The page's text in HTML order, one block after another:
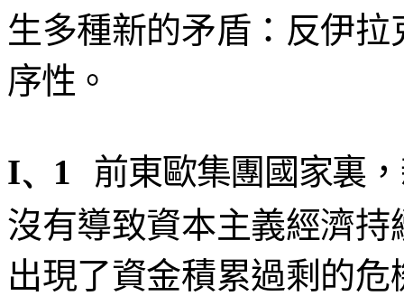
生多種新的矛盾：反伊
序性。
I、1
前東歐集團國家裏
沒有導致資本主義經濟
出現了資金積累過剩的危